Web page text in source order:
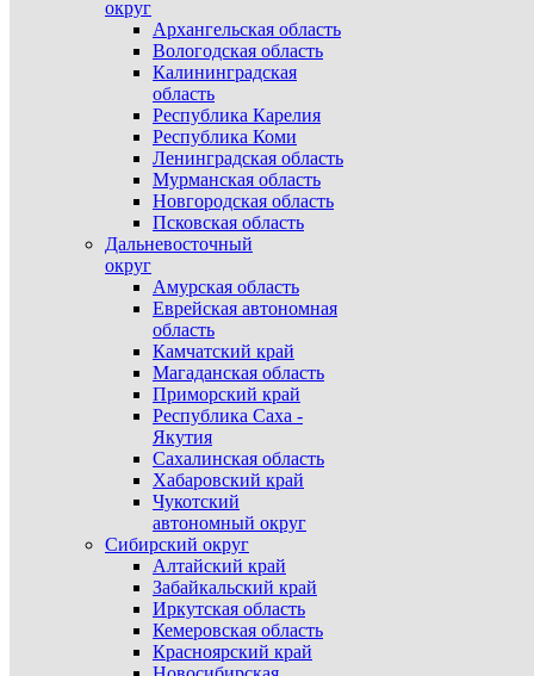
округ
Архангельская область
Вологодская область
Калининградская
область
Республика Карелия
Республика Коми
Ленинградская область
Мурманская область
Новгородская область
Псковская область
Дальневосточный
округ
Амурская область
Еврейская автономная
область
Камчатский край
Магаданская область
Приморский край
Республика Саха -
Якутия
Сахалинская область
Хабаровский край
Чукотский
автономный округ
Сибирский округ
Алтайский край
Забайкальский край
Иркутская область
Кемеровская область
Красноярский край